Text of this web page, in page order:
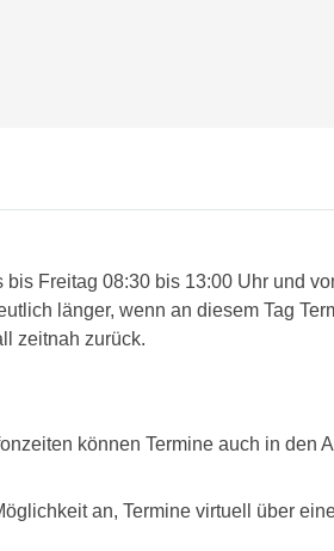
Freitag 08:30 bis 13:00 Uhr und
länger, wenn an diesem Tag
zeitnah zurück.
können Termine auch in den
an, Termine virtuell über